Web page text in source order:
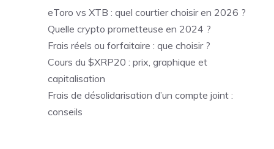
eToro vs XTB : quel courtier choisir en 2026 ?
Quelle crypto prometteuse en 2024 ?
Frais réels ou forfaitaire : que choisir ?
Cours du $XRP20 : prix, graphique et
capitalisation
Frais de désolidarisation d’un compte joint :
conseils